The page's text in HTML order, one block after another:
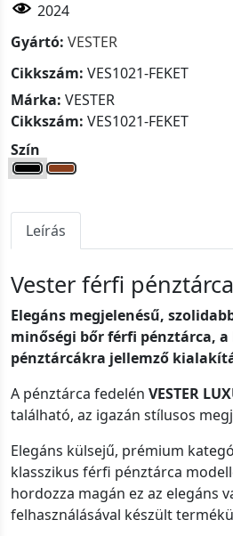
2024
Gyártó: VESTER
Cikkszám: VES1021-FEKET
Márka: VESTER
Cikkszám: VES1021-FEKET
Szín
Leírás
Vester férfi
Elegáns megjelenésű,
minőségi bőr férfi pénztárca,
pénztárcákra jellemző
A pénztárca fedelén VESTER
található, az igazán stílusos
Elegáns külsejű, prémium
klasszikus férfi pénztárca
hordozza magán ez az elegáns
felhasználásával készült